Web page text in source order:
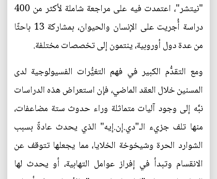
"نيتشر"، اعتمدت فيه على مراجعة شاملة لأكثر من 400
دراسة أُجريت على الإنسان والحيوان، بمشاركة 13 باحثًا
من عدة دول أوروبية، ينتمون إلى تخصصات مختلفة.
ومع التقدُّم الكبير في فهم التغيُّرات الفسيولوجية لدى
المسنين خلال العقد الماضي، فإن استعراض هذه الدراسات
نبَّه إلى وجود آليات متماثلة وراء حدوث ستة مضاعفات،
منها تلف جزيء الـ"دي.إن.إيه" الذي يحدث عادةً بسبب
الشوارد الحرة وشيخوخة الخلايا، مما يجعلها تتوقف عن
الانقسام وتبدأ في إفراز عوامل التهابية، أو يحدث لها